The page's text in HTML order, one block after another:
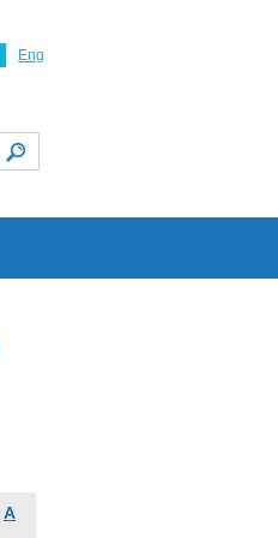
Eng
А